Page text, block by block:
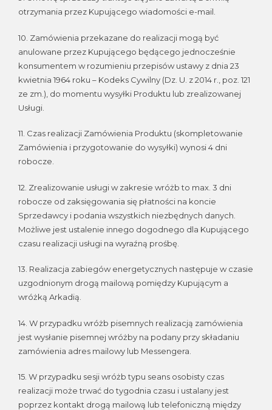
otrzymania przez Kupującego wiadomości e-mail.
10. Zamówienia przekazane do realizacji mogą być
anulowane przez Kupującego będącego jednocześnie
konsumentem w rozumieniu przepisów ustawy z dnia 23
kwietnia 1964 roku – Kodeks Cywilny (Dz. U. z 2014 r., poz. 121
ze zm.), do momentu wysyłki Produktu lub zrealizowanej
Usługi.
11. Czas realizacji Zamówienia Produktu (skompletowanie
Zamówienia i przygotowanie do wysyłki) wynosi 4 dni
robocze.
12. Zrealizowanie usługi w zakresie wróżb to max. 3 dni
robocze od zaksięgowania się płatności na koncie
Sprzedawcy i podania wszystkich niezbędnych danych.
Możliwe jest ustalenie innego dogodnego dla Kupującego
czasu realizacji usługi na wyraźną prośbę.
13. Realizacja zabiegów energetycznych następuje w czasie
uzgodnionym drogą mailową pomiędzy Kupującym a
wróżką Arkadią.
14. W przypadku wróżb pisemnych realizacją zamówienia
jest wysłanie pisemnej wróżby na podany przy składaniu
zamówienia adres mailowy lub Messengera.
15. W przypadku sesji wróżb typu seans osobisty czas
realizacji może trwać do tygodnia czasu i ustalany jest
poprzez kontakt drogą mailową lub telefoniczną między